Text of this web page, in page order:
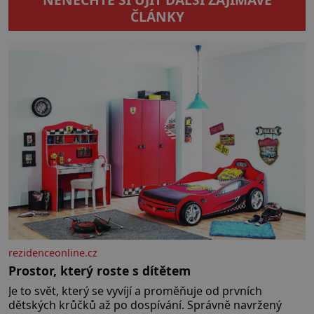
obřím modelem Vernovy ponorky
počínaje a vesničkou plnou
konče. Dokonce jsou tu i první
inkubátory. I s předčasně
umístění ve zdejším zařízení, jsou
[…]
ČLÁNKY
rezidenceonline.cz
Prostor, který roste s dítětem
Je to svět, který se vyvíjí a proměňuje od prvních
dětských krůčků až po dospívání. Správně navržený